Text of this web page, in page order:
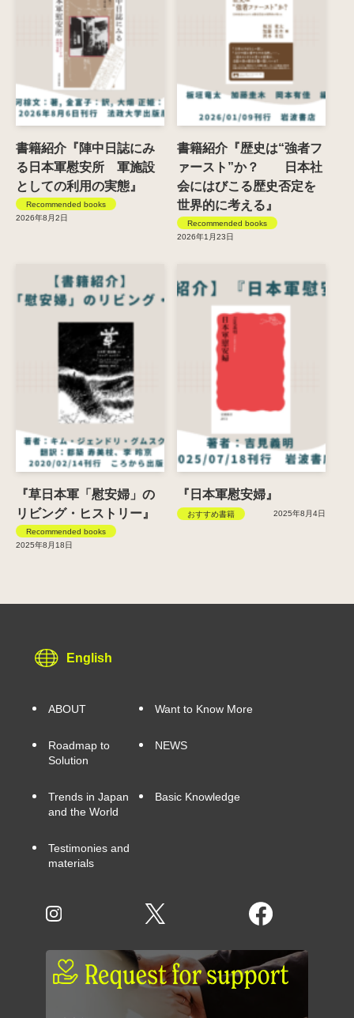
書籍紹介『陣中日誌にみ
る日本軍慰安所 軍施設
としての利用の実態』
Recommended books
2026年8月2日
書籍紹介『歴史は“強者フ
ァースト”か？ 日本社
会にはびこる歴史否定を
世界的に考える』
Recommended books
2026年1月23日
『草日本軍「慰安婦」の
リビング・ヒストリー』
Recommended books
2025年8月18日
『日本軍慰安婦』
おすすめ書籍 2025年8月4日
English
ABOUT Want to Know More
Roadmap to
Solution
NEWS
Trends in Japan
and the World
Basic Knowledge
Testimonies and
materials